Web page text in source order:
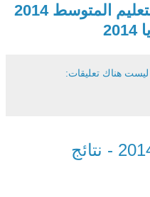
المتوسط 2014
ليست هناك تعليقات:
نتائج امتحان المستوى 2014 - نتائج